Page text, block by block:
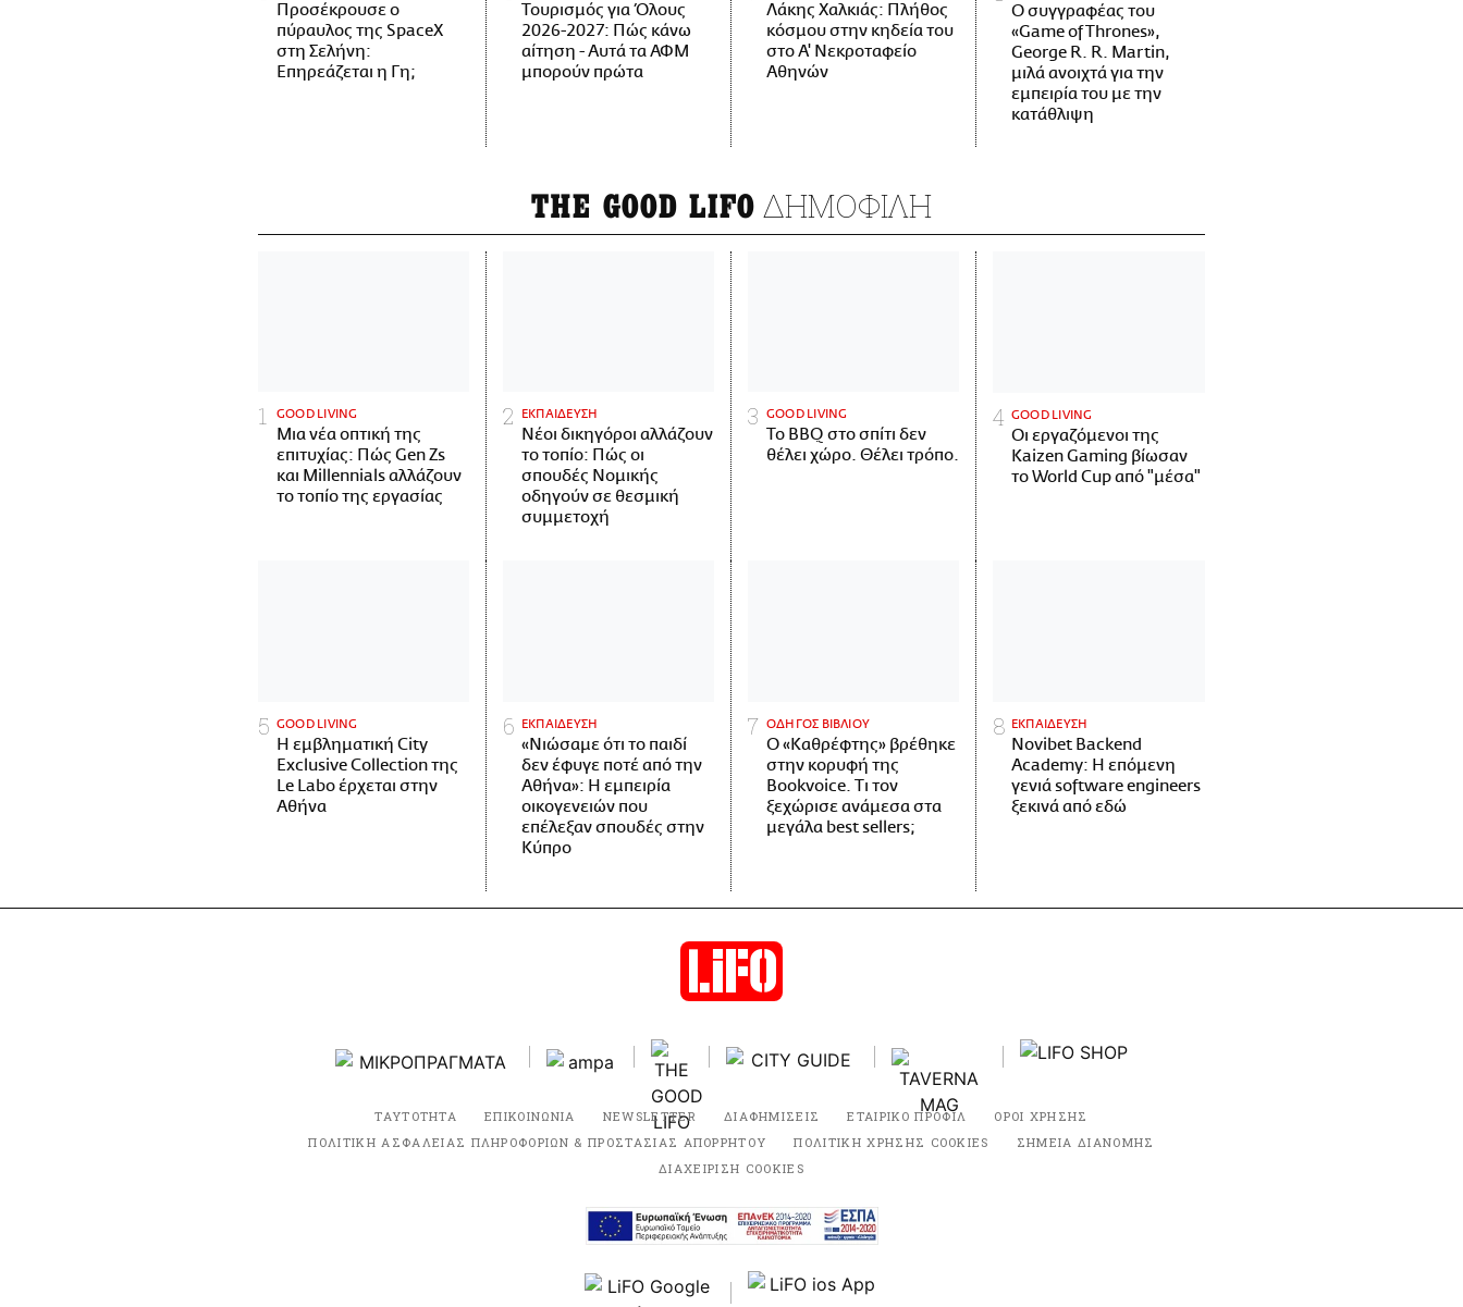
Προσέκρουσε ο
πύραυλος της SpaceX
στη Σελήνη:
Επηρεάζεται η Γη;
Τουρισμός για Όλους
2026-2027: Πώς κάνω
αίτηση - Αυτά τα ΑΦΜ
μπορούν πρώτα
Λάκης Χαλκιάς: Πλήθος
κόσμου στην κηδεία του
στο Α' Νεκροταφείο
Αθηνών
Ο συγγραφέας του
«Game of Thrones»,
George R. R. Martin,
μιλά ανοιχτά για την
εμπειρία του με την
κατάθλιψη
THE GOOD LIFO ΔΗΜΟΦΙΛΗ
GOOD LIVING
Μια νέα οπτική της
επιτυχίας: Πώς Gen Zs
και Millennials αλλάζουν
το τοπίο της εργασίας
ΕΚΠΑΙΔΕΥΣΗ
Νέοι δικηγόροι αλλάζουν
το τοπίο: Πώς οι
σπουδές Νομικής
οδηγούν σε θεσμική
συμμετοχή
GOOD LIVING
Το BBQ στο σπίτι δεν
θέλει χώρο. Θέλει τρόπο.
GOOD LIVING
Οι εργαζόμενοι της
Kaizen Gaming βίωσαν
το World Cup από "μέσα"
GOOD LIVING
Η εμβληματική City
Exclusive Collection της
Le Labo έρχεται στην
Αθήνα
ΕΚΠΑΙΔΕΥΣΗ
«Νιώσαμε ότι το παιδί
δεν έφυγε ποτέ από την
Αθήνα»: Η εμπειρία
οικογενειών που
επέλεξαν σπουδές στην
Κύπρο
ΟΔΗΓΟΣ ΒΙΒΛΙΟΥ
Ο «Καθρέφτης» βρέθηκε
στην κορυφή της
Bookvoice. Τι τον
ξεχώρισε ανάμεσα στα
μεγάλα best sellers;
ΕΚΠΑΙΔΕΥΣΗ
Novibet Backend
Academy: Η επόμενη
γενιά software engineers
ξεκινά από εδώ
ΤΑΥΤΟΤΗΤΑ ΕΠΙΚΟΙΝΩΝΙΑ NEWSLETTER ΔΙΑΦΗΜΙΣΕΙΣ ΕΤΑΙΡΙΚΟ ΠΡΟΦΙΛ
ΟΡΟΙ ΧΡΗΣΗΣ
ΠΟΛΙΤΙΚΗ ΑΣΦΑΛΕΙΑΣ ΠΛΗΡΟΦΟΡΙΩΝ & ΠΡΟΣΤΑΣΙΑΣ ΑΠΟΡΡΗΤΟΥ
ΠΟΛΙΤΙΚΗ ΧΡΗΣΗΣ COOKIES
ΣΗΜΕΙΑ ΔΙΑΝΟΜΗΣ
ΔΙΑΧΕΙΡΙΣΗ COOKIES